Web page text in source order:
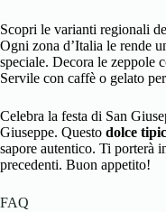
Scopri le varianti regionali
Ogni zona d’Italia le rende
speciale. Decora le zeppole
Servile con caffè o gelato
Celebra la festa di San
Giuseppe. Questo dolce
sapore autentico. Ti porterà
precedenti. Buon appetito!
FAQ